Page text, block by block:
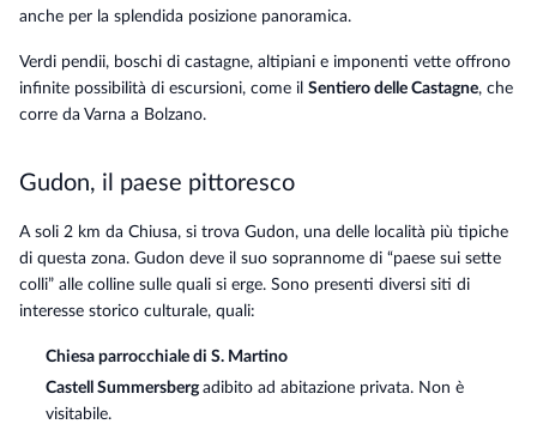
anche per la splendida posizione panoramica.
Verdi pendii, boschi di castagne, altipiani e imponenti vette offrono
infinite possibilità di escursioni, come il Sentiero delle Castagne, che
corre da Varna a Bolzano.
Gudon, il paese pittoresco
A soli 2 km da Chiusa, si trova Gudon, una delle località più tipiche
di questa zona. Gudon deve il suo soprannome di “paese sui sette
colli” alle colline sulle quali si erge. Sono presenti diversi siti di
interesse storico culturale, quali:
Chiesa parrocchiale di S. Martino
Castell Summersbergadibito ad abitazione privata. Non è
visitabile.